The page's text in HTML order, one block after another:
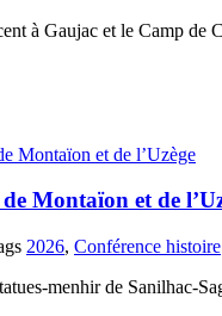
à Gaujac et le Camp de
Montaïon et de
2026, Conférence histoire
menhir de Sanilhac-